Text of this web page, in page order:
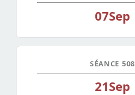
07Sep
SÉANCE 508
21Sep